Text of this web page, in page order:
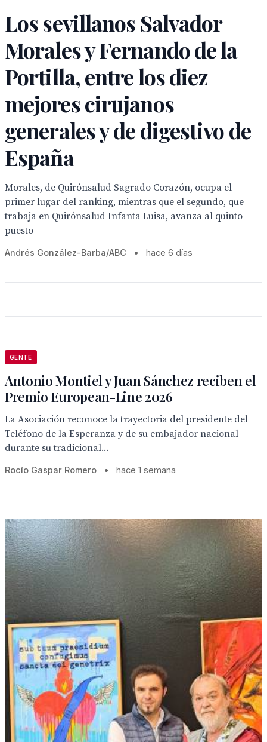
Los sevillanos Salvador
Morales y Fernando de la
Portilla, entre los diez
mejores cirujanos
generales y de digestivo de
España
Morales, de Quirónsalud Sagrado Corazón, ocupa el
primer lugar del ranking, mientras que el segundo, que
trabaja en Quirónsalud Infanta Luisa, avanza al quinto
puesto
Andrés González-Barba/ABC • hace 6 días
GENTE
Antonio Montiel y Juan Sánchez reciben el
Premio European-Line 2026
La Asociación reconoce la trayectoria del presidente del
Teléfono de la Esperanza y de su embajador nacional
durante su tradicional...
Rocío Gaspar Romero • hace 1 semana